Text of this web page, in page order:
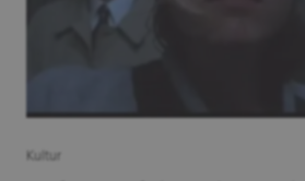
Kultur